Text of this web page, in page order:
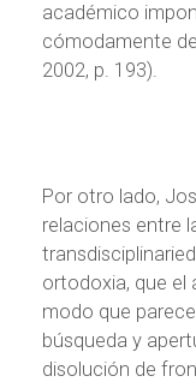
académico
cómodamente
2002, p. 193).
Por otro lado,
relaciones entre
ortodoxia, que el
modo que
búsqueda y
disolución de